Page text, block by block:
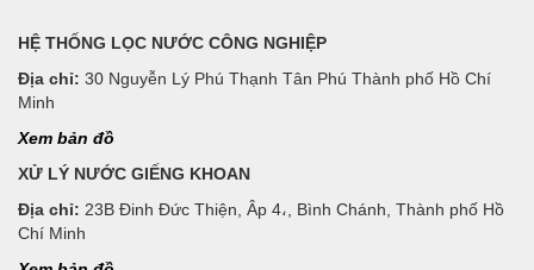
HỆ THỐNG LỌC NƯỚC CÔNG NGHIỆP
Địa chỉ: 30 Nguyễn Lý Phú Thạnh Tân Phú Thành phố Hồ Chí
Minh
Xem bản đồ
XỬ LÝ NƯỚC GIẾNG KHOAN
Địa chỉ: 23B Đinh Đức Thiện, Âp 4،, Bình Chánh, Thành phố Hồ
Chí Minh